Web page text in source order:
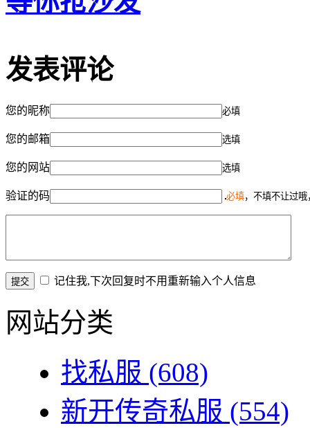
发表评论
您的昵称 必填
您的邮箱 选填
您的网站 选填
验证的码 必填，不填不让过
记住我,下次回复时不用重新输入个人信息
网站分类
找私服 (608)
新开传奇私服 (554)